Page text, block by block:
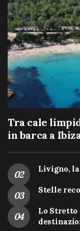
Tra cale
in barca a
Livigno,
Stelle
Lo Stretto